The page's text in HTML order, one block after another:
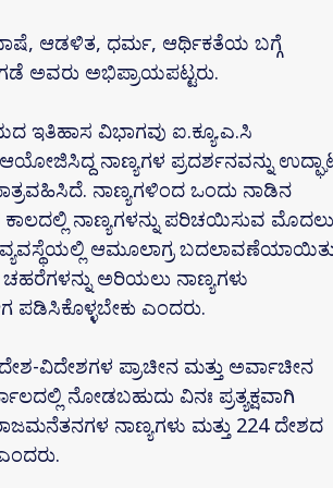
ಭಾಷೆ, ಆಡಳಿತ, ಧರ್ಮ, ಆರ್ಥಿಕತೆಯ ಬಗ್ಗೆ
ಅವರು ಅಭಿಪ್ರಾಯಪಟ್ಟರು.
ಇತಿಹಾಸ ವಿಭಾಗವು ಐ.ಕ್ಯೂ.ಎ.ಸಿ
ನಾಣ್ಯಗಳ ಪ್ರದರ್ಶನವನ್ನು
ನಾಣ್ಯಗಳಿಂದ ಒಂದು ನಾಡಿನ
ನಾಣ್ಯಗಳನ್ನು ಪರಿಚಯಿಸುವ ಮೊದಲು
ಆಮೂಲಾಗ್ರ
ಅರಿಯಲು ನಾಣ್ಯಗಳು
ಪಡಿಸಿಕೊಳ್ಳಬೇಕು ಎಂದರು.
ವಿದೇಶಗಳ ಪ್ರಾಚೀನ ಮತ್ತು ಅರ್ವಾಚೀನ
ನೋಡಬಹುದು ವಿನಃ ಪ್ರತ್ಯಕ್ಷವಾಗಿ
ನಾಣ್ಯಗಳು ಮತ್ತು 224 ದೇಶದ